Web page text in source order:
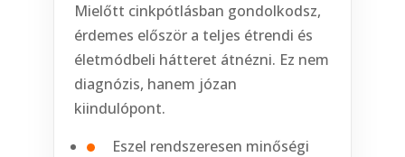
Mielőtt cinkpótlásban gondolkodsz,
érdemes először a teljes étrendi és
életmódbeli hátteret átnézni. Ez nem
diagnózis, hanem józan
kiindulópont.
Eszel rendszeresen minőségi